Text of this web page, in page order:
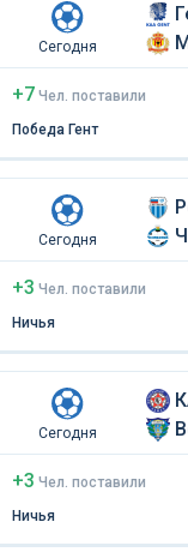
Сегодня
+7 Чел поставили
Победа Гент
Сегодня
+3 Чел поставили
Ничья
Сегодня
+3 Чел поставили
Ничья